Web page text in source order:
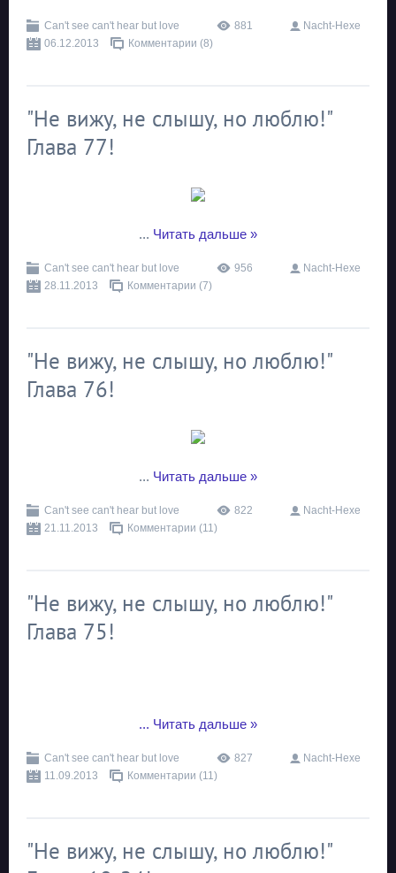
Can't see can't hear but love 881
Nacht-Hexe
06.12.2013
Комментарии (8)
"Не вижу, не слышу, но люблю!"
Глава 77!
... Читать дальше »
Can't see can't hear but love 956
Nacht-Hexe
28.11.2013
Комментарии (7)
"Не вижу, не слышу, но люблю!"
Глава 76!
... Читать дальше »
Can't see can't hear but love 822
Nacht-Hexe
21.11.2013
Комментарии (11)
"Не вижу, не слышу, но люблю!"
Глава 75!
... Читать дальше »
Can't see can't hear but love 827
Nacht-Hexe
11.09.2013
Комментарии (11)
"Не вижу, не слышу, но люблю!"